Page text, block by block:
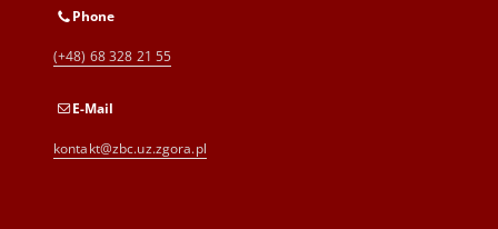
Phone
(+48) 68 328 21 55
E-Mail
kontakt@zbc.uz.zgora.pl